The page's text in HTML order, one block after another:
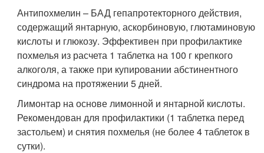
Антипохмелин – БАД гепапротекторного действия,
содержащий янтарную, аскорбиновую, глютаминовую
кислоты и глюкозу. Эффективен при профилактике
похмелья из расчета 1 таблетка на 100 г крепкого
алкоголя, а также при купировании абстинентного
синдрома на протяжении 5 дней.
Лимонтар на основе лимонной и янтарной кислоты.
Рекомендован для профилактики (1 таблетка перед
застольем) и снятия похмелья (не более 4 таблеток в
сутки).